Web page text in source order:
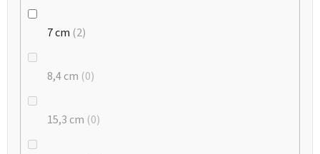
7 cm 2
8,4 cm 0
15,3 cm 0